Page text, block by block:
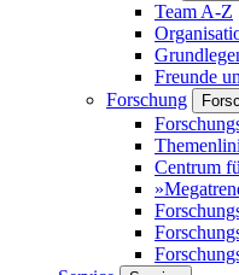
Team A-Z
Freunde
Forschung
Centrum